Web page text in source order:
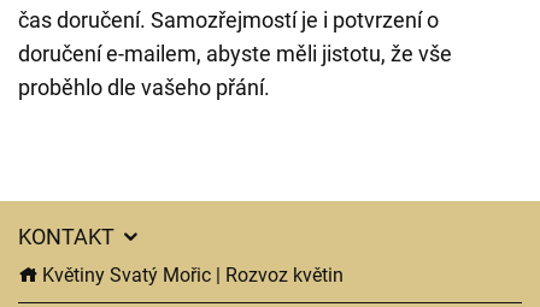
čas doručení. Samozřejmostí je i potvrzení o
doručení e-mailem, abyste měli jistotu, že vše
proběhlo dle vašeho přání.
KONTAKT
Květiny Svatý Mořic | Rozvoz květin